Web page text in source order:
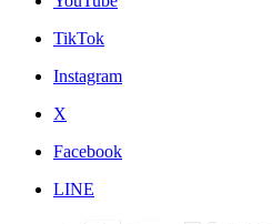
TikTok
Instagram
X
Facebook
LINE